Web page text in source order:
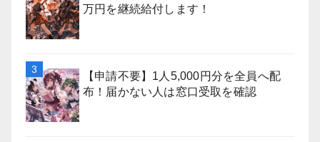
万円を継続給付します！
【申請不要】1人5,000円分を全員へ配
布！届かない人は窓口受取を確認